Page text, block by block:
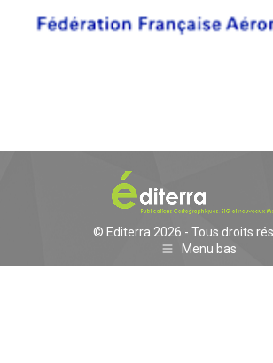
© Editerra 2026 - Tous droits
Menu bas